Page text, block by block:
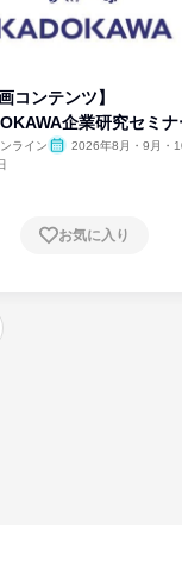
コンテンツ】
企業研究セミナ
ライン
2026年8月・9月・
お気に入り